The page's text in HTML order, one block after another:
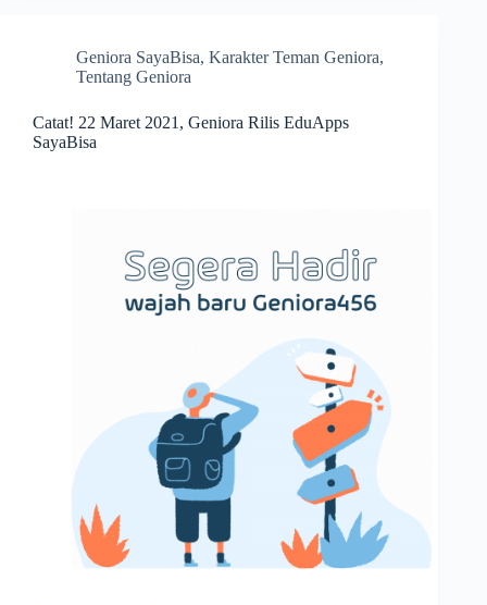
Geniora SayaBisa, Karakter Teman Geniora,
Tentang Geniora
Catat! 22 Maret 2021, Geniora Rilis EduApps
SayaBisa